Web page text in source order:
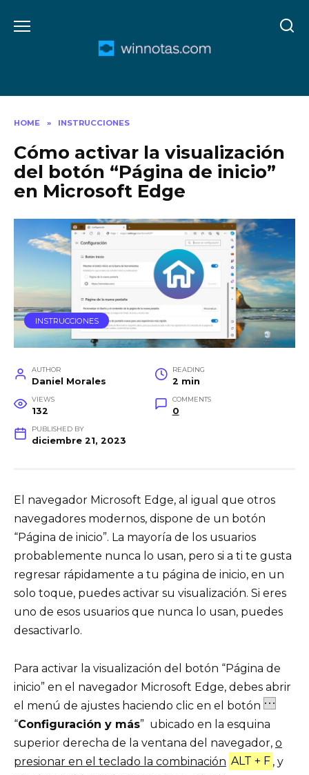
HOME » INSTRUCCIONES
Cómo activar la visualización
del botón “Página de inicio”
en Microsoft Edge
INSTRUCCIONES
AUTHOR
Daniel Morales
READING
2 min
VIEWS
132
COMMENTS
0
PUBLISHED BY
diciembre 21, 2023
El navegador Microsoft Edge, al igual que otros
navegadores modernos, dispone de un botón
“Página de inicio”. La mayoría de los usuarios
probablemente nunca lo usan, pero si a ti te gusta
regresar rápidamente a tu página de inicio, en un
solo toque, puedes activar su visualización. Si eres
uno de esos usuarios que nunca lo usan, puedes
desactivarlo.
Para activar la visualización del botón “Página de
inicio” en el navegador Microsoft Edge, debes abrir
el menú de ajustes haciendo clic en el botón
“Configuración y más” ubicado en la esquina
superior derecha de la ventana del navegador, o
presionar en el teclado la combinación ALT + F , y